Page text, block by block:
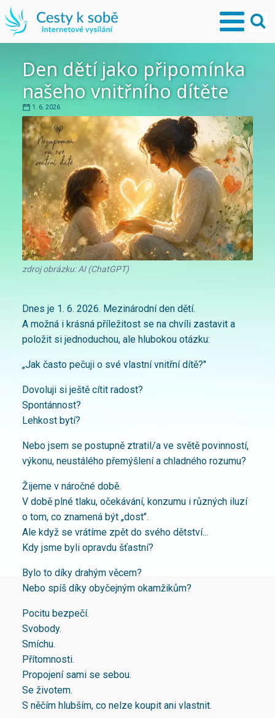
Den dětí jako připomínka
našeho vnitřního dítěte
1. 6. 2026
zdroj obrázku: AI (ChatGPT)
Dnes je 1. 6. 2026. Mezinárodní den dětí.
A možná i krásná příležitost se na chvíli zastavit a
položit si jednoduchou, ale hlubokou otázku:
„Jak často pečuji o své vlastní vnitřní dítě?"
Dovoluji si ještě cítit radost?
Spontánnost?
Lehkost bytí?
Nebo jsem se postupně ztratil/a ve světě povinností,
výkonu, neustálého přemýšlení a chladného rozumu?
Žijeme v náročné době.
V době plné tlaku, očekávání, konzumu i různých iluzí
o tom, co znamená být „dost".
Ale když se vrátíme zpět do svého dětství...
Kdy jsme byli opravdu šťastní?
Bylo to díky drahým věcem?
Nebo spíš díky obyčejným okamžikům?
Pocitu bezpečí.
Svobody.
Smíchu.
Přítomnosti.
Propojení sami se sebou.
Se životem.
S něčím hlubším, co nelze koupit ani vlastnit.